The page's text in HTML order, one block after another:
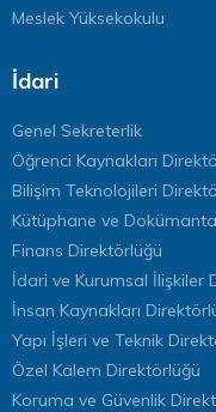
Meslek Yüksekokulu
İdari
Genel Sekreterlik
Öğrenci Kaynakları
Bilişim Teknolojileri
Kütüphane ve
Finans Direktörlüğü
İdari ve Kurumsal İlişkiler
İnsan Kaynakları
Yapı İşleri ve Teknik
Özel Kalem Direktörlüğü
Koruma ve Güvenlik